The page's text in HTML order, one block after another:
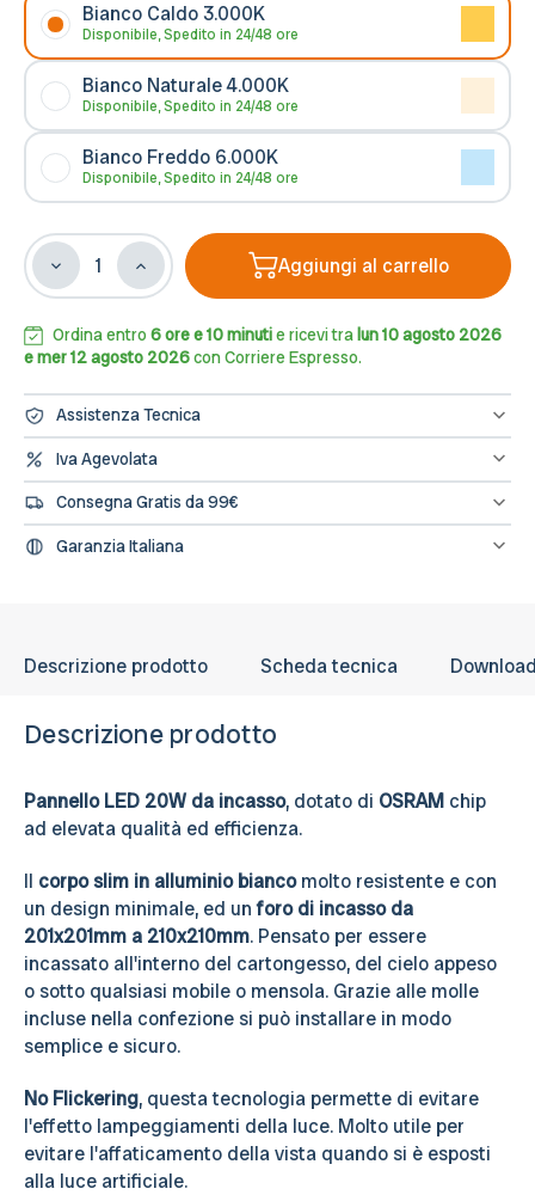
Bianco Caldo 3.000K
Disponibile, Spedito in 24/48 ore
Bianco Naturale 4.000K
Disponibile, Spedito in 24/48 ore
Bianco Freddo 6.000K
Disponibile, Spedito in 24/48 ore
Diminuisci
la
di
Pannello
Quadrato
20W,
Foro
205x205mm,
Osram
chip
Aumenta
la
di
Pannello
Quadrato
20W,
2.000lm,
Foro
205x205mm,
Osram
chip
Aggiungi al carrello
Ordina entro 6 ore e 10 minutie ricevi tralun 10 agosto 2026
e mer 12 agosto 2026con Corriere Espresso.
Assistenza Tecnica
oppure scrivici una mail a info@leddiretto.it
Iva Agevolata
concludere l'ordine direttamente dal sito segnalandolo nelle note
dell'ordine e provvederemo a fatturare e rettificare il pagamento
Consegna Gratis da 99€
Garanzia Italiana
Descrizione prodotto Scheda tecnica
Descrizione prodotto
Pannello LED 20W da incasso, dotato di OSRAM chip
ad elevata qualità ed efficienza.
Il corpo slim in alluminio biancomolto resistente e con
un design minimale, ed unforo di incasso da
201x201mm a 210x210mm. Pensato per essere
incassato all'interno del cartongesso, del cielo appeso
o sotto qualsiasi mobile o mensola. Grazie alle molle
incluse nella confezione si può installare in modo
semplice e sicuro.
No Flickering, questa tecnologia permette di evitare
l'effetto lampeggiamenti della luce. Molto utile per
evitare l'affaticamento della vista quando si è esposti
alla luce artificiale.